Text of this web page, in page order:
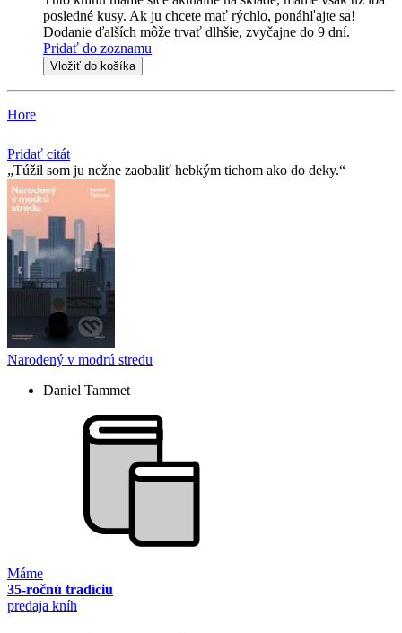
posledné kusy. Ak ju chcete mať rýchlo, ponáhľajte sa!
Dodanie ďalších môže trvať dlhšie, zvyčajne do 9 dní.
Pridať do zoznamu
Vložiť do košíka
Hore
Pridať citát
Túžil som ju nežne zaobaliť hebkým tichom ako do deky.
Narodený v modrú stredu
Daniel Tammet
Máme
35-ročnú tradíciu
predaja kníh